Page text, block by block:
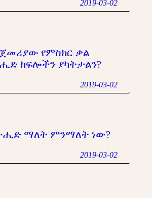
2019-03-02
የምስክር ቃል
ክፍሎችን ያካትታልን?
2019-03-02
ማለት ምንማለት ነው?
2019-03-02